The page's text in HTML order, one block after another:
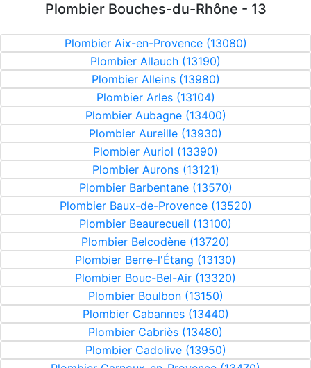
Plombier Bouches-du-Rhône - 13
Plombier Aix-en-Provence (13080)
Plombier Allauch (13190)
Plombier Alleins (13980)
Plombier Arles (13104)
Plombier Aubagne (13400)
Plombier Aureille (13930)
Plombier Auriol (13390)
Plombier Aurons (13121)
Plombier Barbentane (13570)
Plombier Baux-de-Provence (13520)
Plombier Beaurecueil (13100)
Plombier Belcodène (13720)
Plombier Berre-l'Étang (13130)
Plombier Bouc-Bel-Air (13320)
Plombier Boulbon (13150)
Plombier Cabannes (13440)
Plombier Cabriès (13480)
Plombier Cadolive (13950)